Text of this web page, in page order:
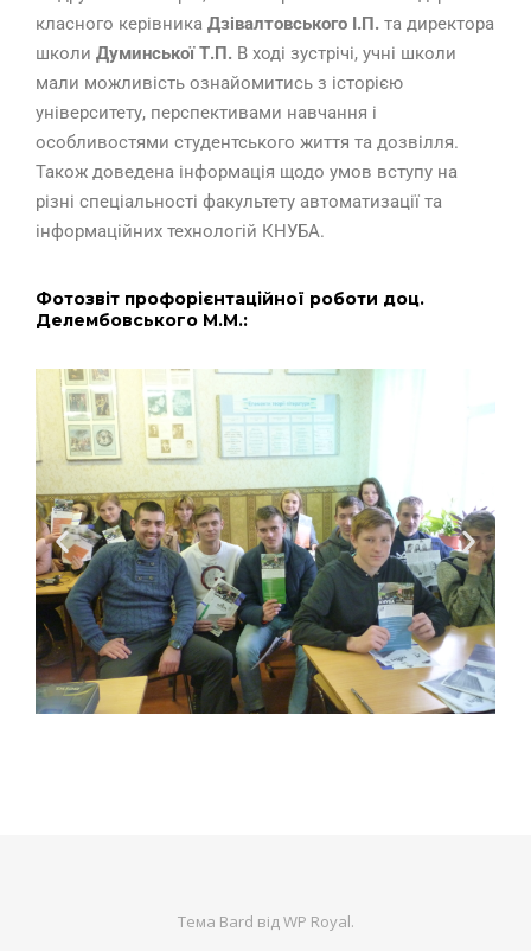
класного керівника Дзівалтовського І.П. та директора
школи Думинської Т.П. В ході зустрічі, учні школи
мали можливість ознайомитись з історією
університету, перспективами навчання і
особливостями студентського життя та дозвілля.
Також доведена інформація щодо умов вступу на
різні спеціальності факультету автоматизації та
інформаційних технологій КНУБА.
Фотозвіт профорієнтаційної роботи доц.
Делембовського М.М.:
Тема Bard відWP Royal.